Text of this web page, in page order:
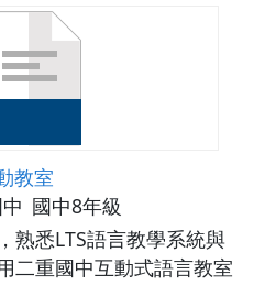
教室
國中8年級
熟悉LTS語言教學系統與
二重國中互動式語言教室